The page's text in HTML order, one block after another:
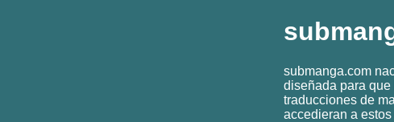
submanga.com
diseñada para
traducciones de
accedieran a